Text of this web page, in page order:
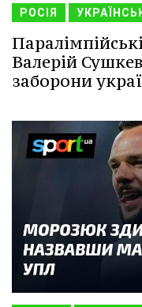
РОСІЯ
Валерій
заборони